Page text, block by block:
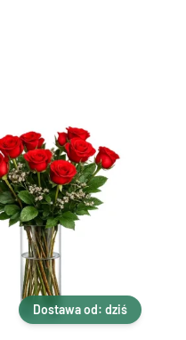
Dostawa od: dziś